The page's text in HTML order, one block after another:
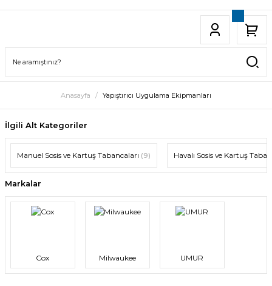
Anasayfa Yapıştırıcı Uygulama Ekipmanları
İlgili Alt Kategoriler
Manuel Sosis ve Kartuş Tabancaları (9) Havalı Sosis ve Kartuş
Markalar
Cox Milwaukee UMUR